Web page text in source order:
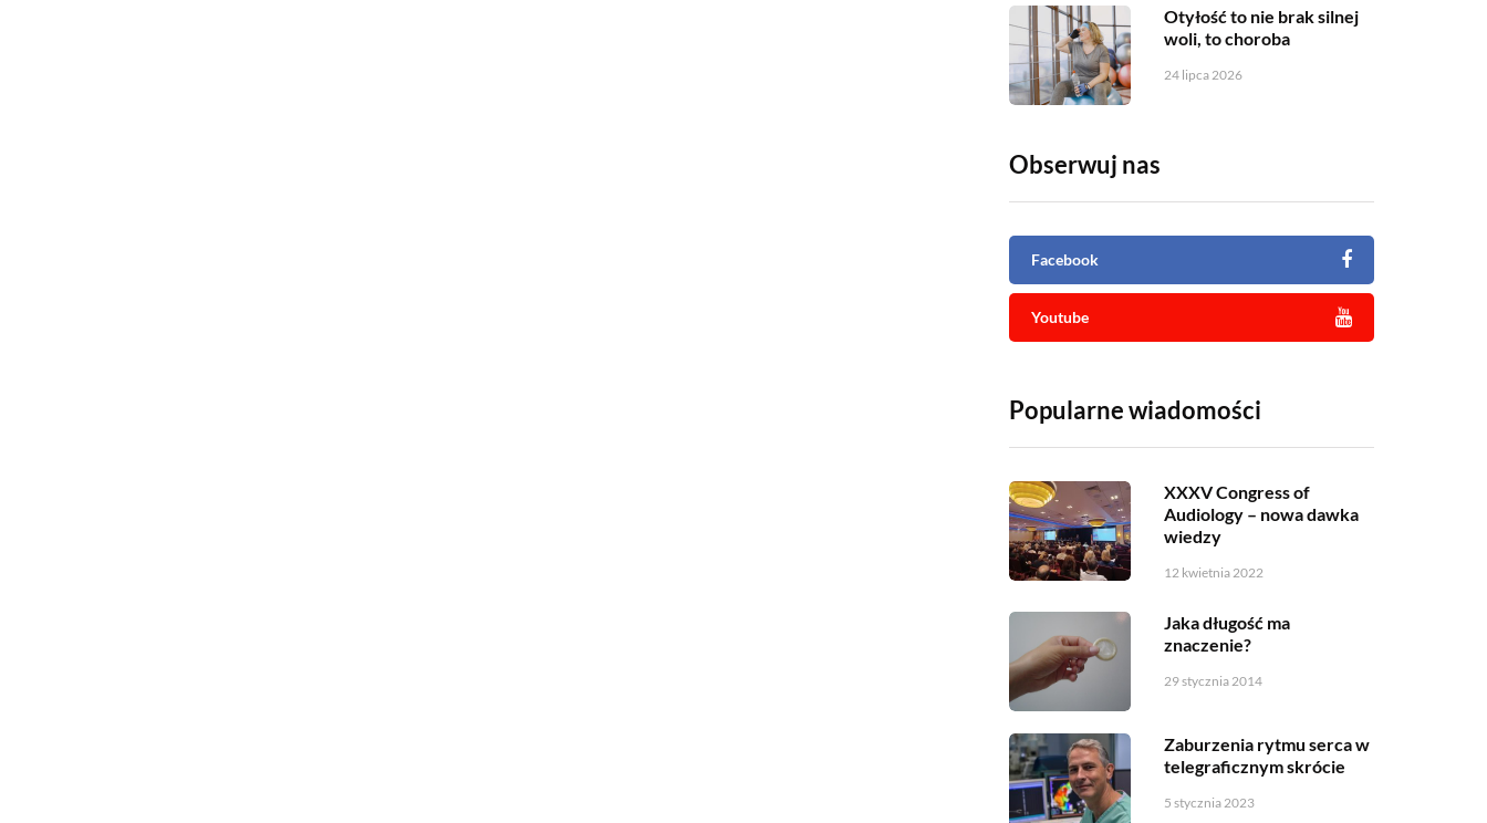
Otyłość to nie brak silnej
woli, to choroba
24 lipca 2026
Obserwuj nas
Facebook
Youtube
Popularne wiadomości
XXXV Congress of
Audiology – nowa dawka
wiedzy
12 kwietnia 2022
Jaka długość ma
znaczenie?
29 stycznia 2014
Zaburzenia rytmu serca w
telegraficznym skrócie
5 stycznia 2023